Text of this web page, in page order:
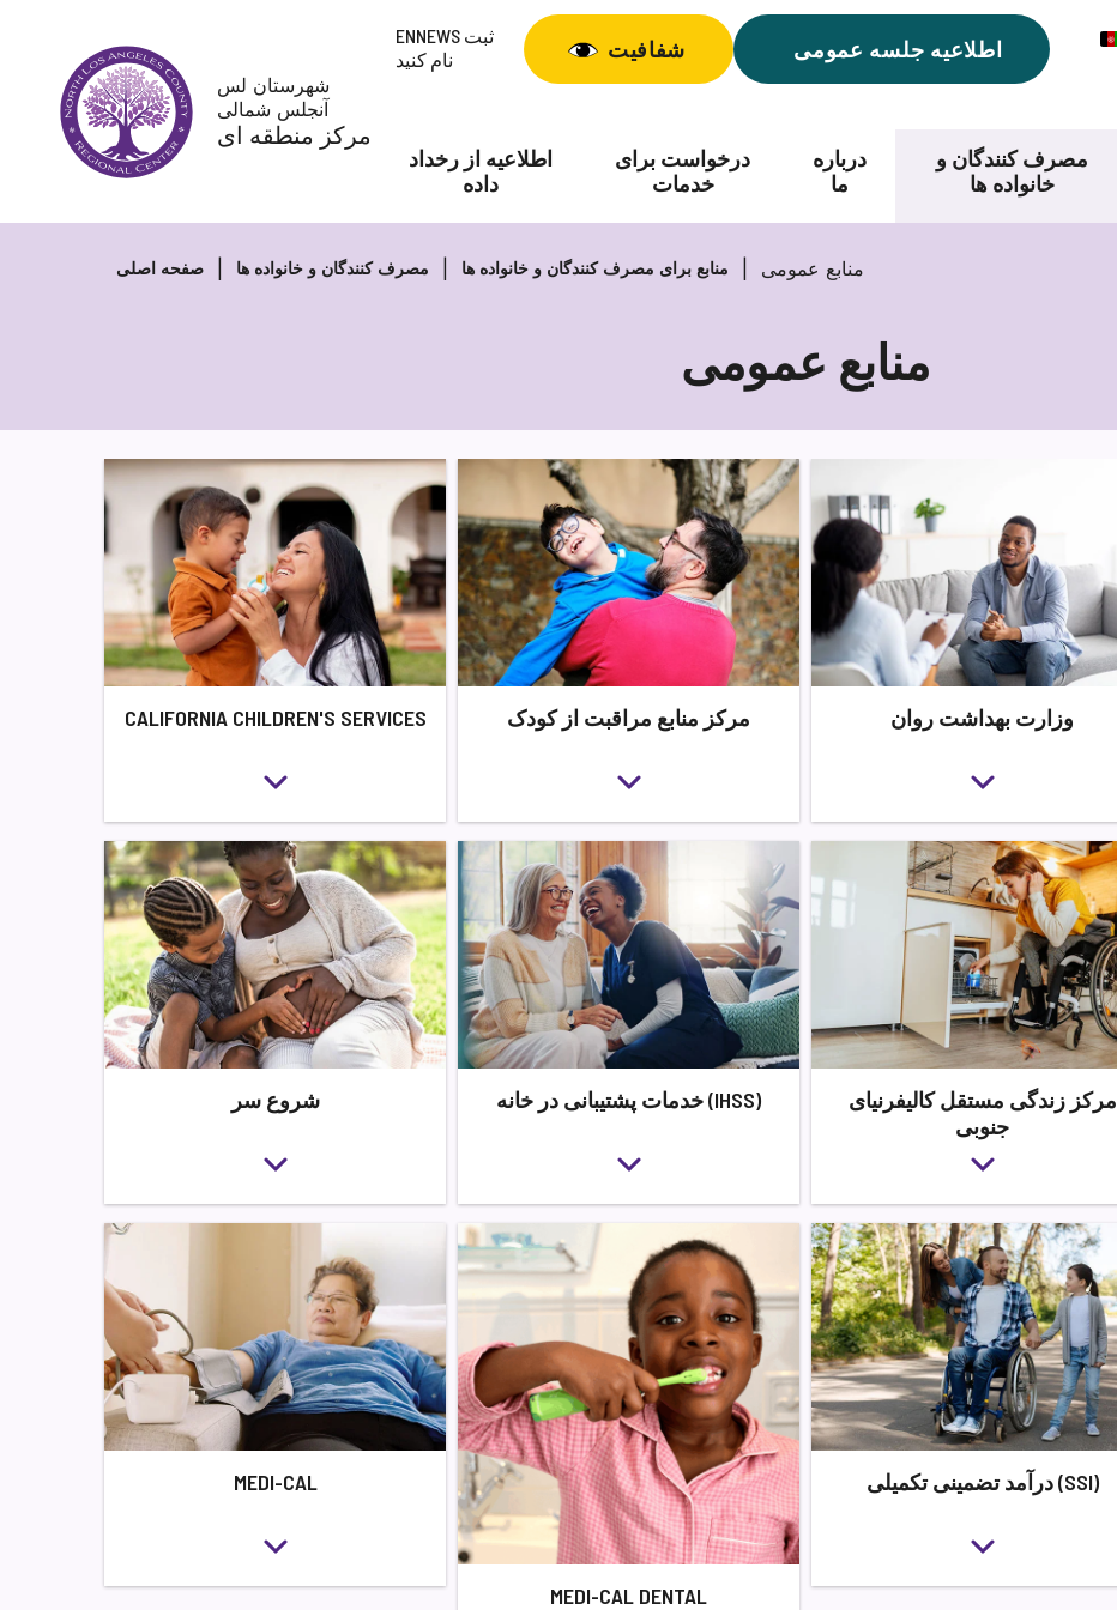
شهرستان لس
آنجلس شمالی
مرکز منطقه ای
ENNEWS ثبت
نام کنید
شفافیت اطلاعیه جلسه عمومی
اطلاعیه از رخداد
داده
درخواست برای
خدمات
درباره
ما
مصرف کنندگان و
خانواده ها
صفحه اصلی مصرف کنندگان و خانواده ها منابع برای مصرف کنندگان و خانواده ها منابع عمومی
منابع عمومی
منابع
عمومی
CALIFORNIA CHILDREN'S SERVICES مرکز منابع مراقبت از کودک وزارت بهداشت روان
شروع سر خدمات پشتیبانی در خانه (IHSS)
مرکز زندگی مستقل کالیفرنیای
جنوبی
MEDI-CAL
MEDI-CAL DENTAL
درآمد تضمینی تکمیلی (SSI)